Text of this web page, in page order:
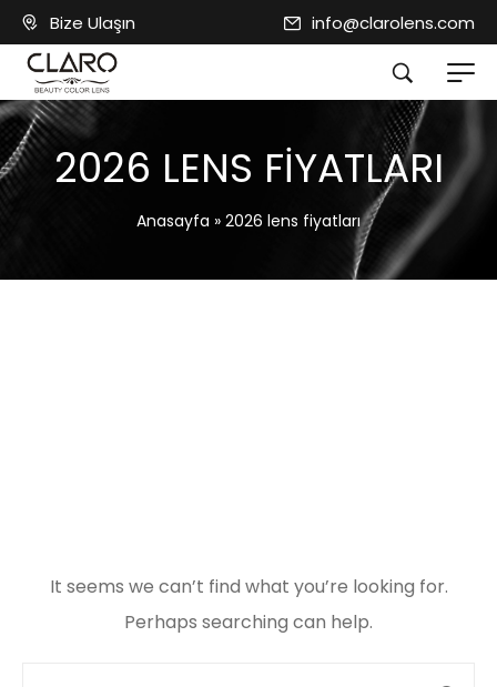
Bize Ulaşın info@clarolens.com
2026 LENS FIYATLARI
Anasayfa » 2026 lens fiyatları
It seems we can’t find what you’re looking for.
Perhaps searching can help.